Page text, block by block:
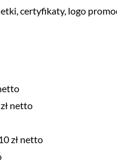
certyfikaty, logo
netto
zł netto